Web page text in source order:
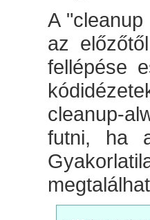
A
az
fellépése
cleanup-
futni, ha